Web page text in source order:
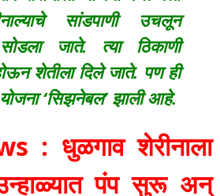
सांडपाणी उचलून
जाते. त्या ठिकाणी
शेतीला दिले जाते. पण ही
‘सिझनेबल’ झाली आहे.
: धुळगाव शेरीनाला
पंप सुरू अन्